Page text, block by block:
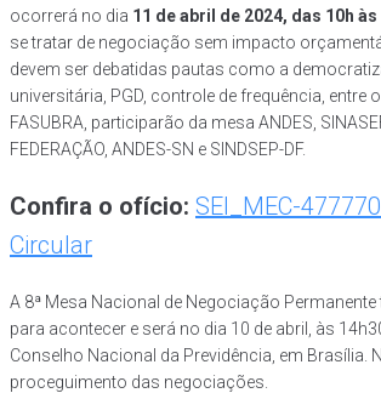
ocorrerá no dia 11 de abril de 2024, das 10h às
se tratar de negociação sem impacto
devem ser debatidas pautas como a
universitária, PGD, controle de frequência, entre
FASUBRA, participarão da mesa ANDES,
FEDERAÇÃO, ANDES-SN e SINDSEP-DF.
Confira o ofício: SEI_MEC-
Circular
A 8ª Mesa Nacional de Negociação
para acontecer e será no dia 10 de abril, às
Conselho Nacional da Previdência, em Brasília.
proceguimento das negociações.